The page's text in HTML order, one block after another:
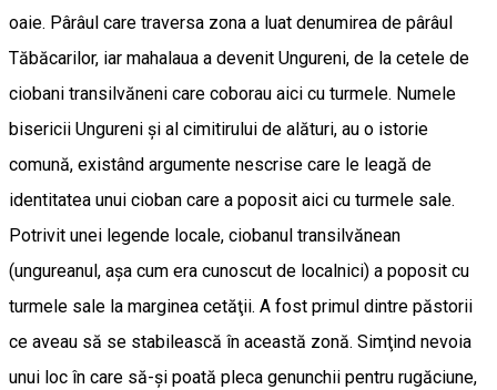
oaie. Pârâul care traversa zona a luat denumirea de pârâul
Tăbăcarilor, iar mahalaua a devenit Ungureni, de la cetele de
ciobani transilvăneni care coborau aici cu turmele. Numele
bisericii Ungureni şi al cimitirului de alături, au o istorie
comună, existând argumente nescrise care le leagă de
identitatea unui cioban care a poposit aici cu turmele sale.
Potrivit unei legende locale, ciobanul transilvănean
(ungureanul, aşa cum era cunoscut de localnici) a poposit cu
turmele sale la marginea cetăţii. A fost primul dintre păstorii
ce aveau să se stabilească în această zonă. Simţind nevoia
unui loc în care să-şi poată pleca genunchii pentru rugăciune,